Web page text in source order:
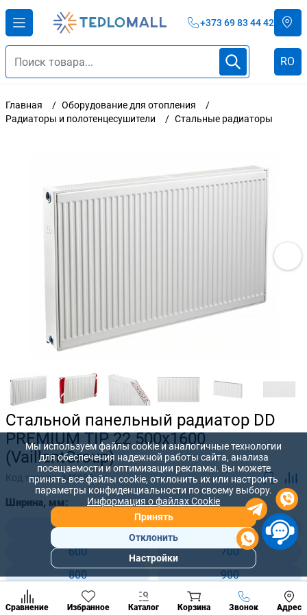
+373 69 83 44 42
RO
Главная
Оборудование для отопления
Радиаторы и полотенцесушители
Стальные радиаторы
Стальной панельный радиатор DD
PREMIUM TIP 22 500x1600
(VaillantGroup)
Код товара:840033
Ширина, мм:
400
500
600
700
800
900
1000
1100
Сравнение Избранное Каталог Корзина Звонок Адрес
Позвонить
разделы
Мы используем файлы cookie и аналогичные технологии
для обеспечения надежной работы сайта, анализа
посещаемости и оптимизации рекламы. Вы можете
принять все файлы cookie, отклонить их или настроить
параметры конфиденциальности по своему выбору.
Информация о файлах Cookie
Принять
Отклонить
Настройки